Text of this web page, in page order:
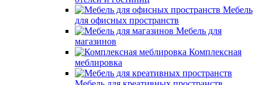
Мебель
для офисных пространств
Мебель для
магазинов
Комплексная
меблировка